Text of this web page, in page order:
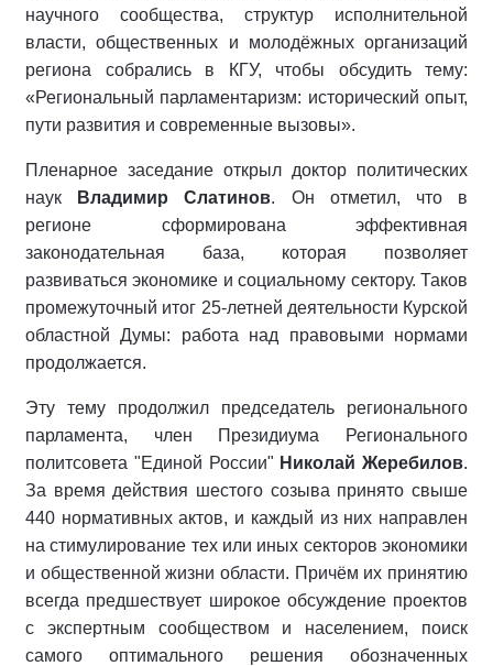
научного сообщества, структур исполнительной
власти, общественных и молодёжных организаций
региона собрались в КГУ, чтобы обсудить тему:
«Региональный парламентаризм: исторический опыт,
пути развития и современные вызовы».
Пленарное заседание открыл доктор политических
наук
Владимир Слатинов. Он отметил, что в
регионе сформирована эффективная
законодательная база, которая позволяет
развиваться экономике и социальному сектору. Таков
промежуточный итог 25-летней деятельности Курской
областной Думы: работа над правовыми нормами
продолжается.
Эту тему продолжил председатель регионального
парламента, член Президиума Регионального
политсовета "Единой России" Николай Жеребилов.
За время действия шестого созыва принято свыше
440 нормативных актов, и каждый из них направлен
на стимулирование тех или иных секторов экономики
и общественной жизни области. Причём их принятию
всегда предшествует широкое обсуждение проектов
с экспертным сообществом и населением, поиск
самого оптимального решения обозначенных